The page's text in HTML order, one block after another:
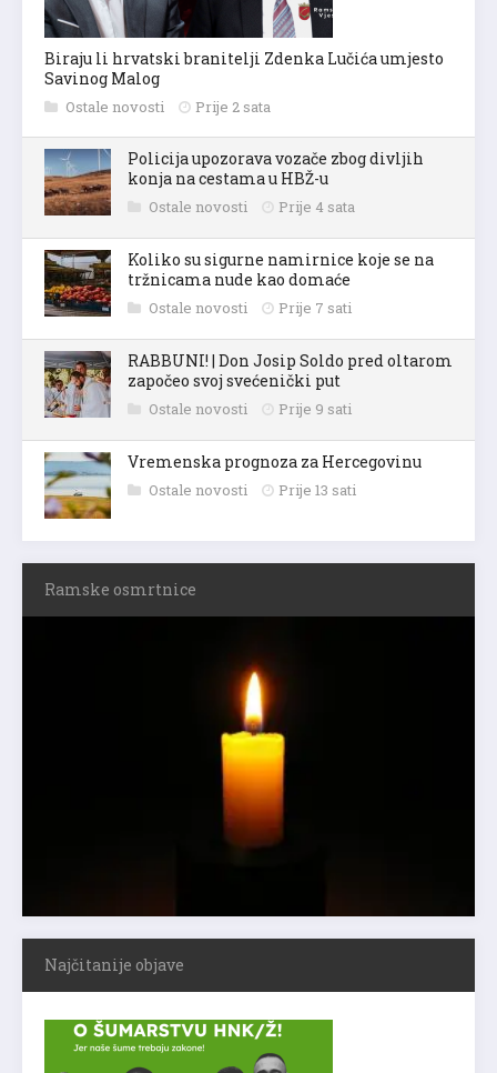
Biraju li hrvatski branitelji Zdenka Lučića umjesto
Savinog Malog
Ostale novosti Prije 2 sata
Policija upozorava vozače zbog divljih
konja na cestama u HBŽ-u
Ostale novosti Prije 4 sata
Koliko su sigurne namirnice koje se na
tržnicama nude kao domaće
Ostale novosti Prije 7 sati
RABBUNI! | Don Josip Soldo pred oltarom
započeo svoj svećenički put
Ostale novosti Prije 9 sati
Vremenska prognoza za Hercegovinu
Ostale novosti Prije 13 sati
Ramske osmrtnice
Najčitanije objave